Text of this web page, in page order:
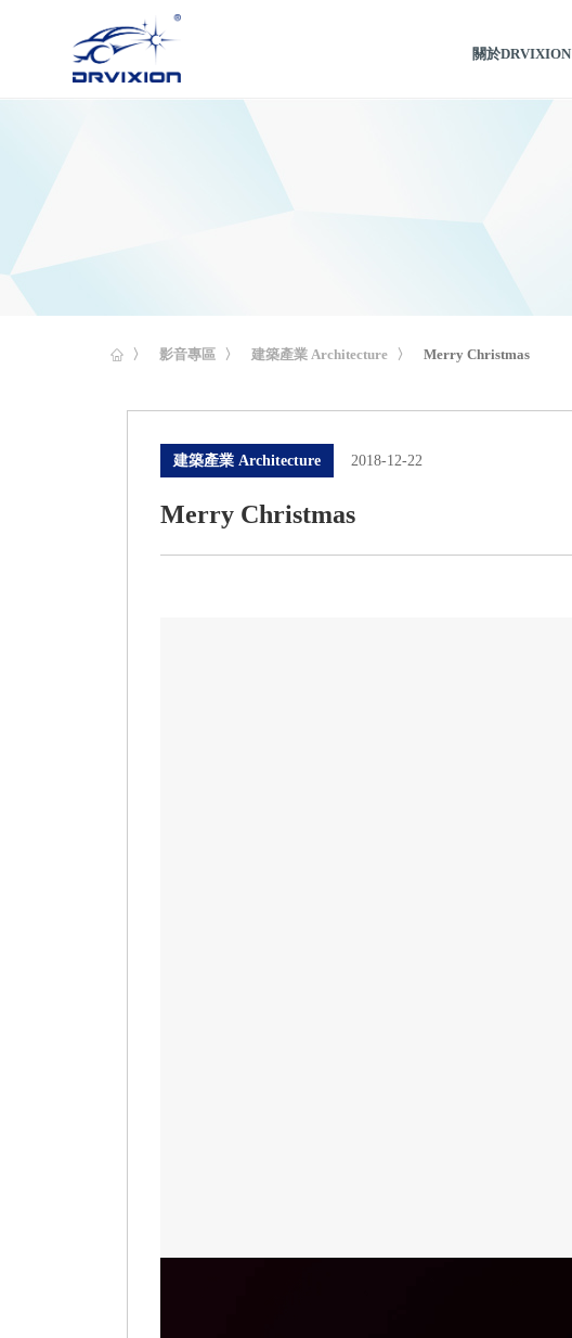
關於DRVIXION
影音專區 建築產業 Architecture Merry Christmas
建築產業 Architecture 2018-12-22
Merry Christmas